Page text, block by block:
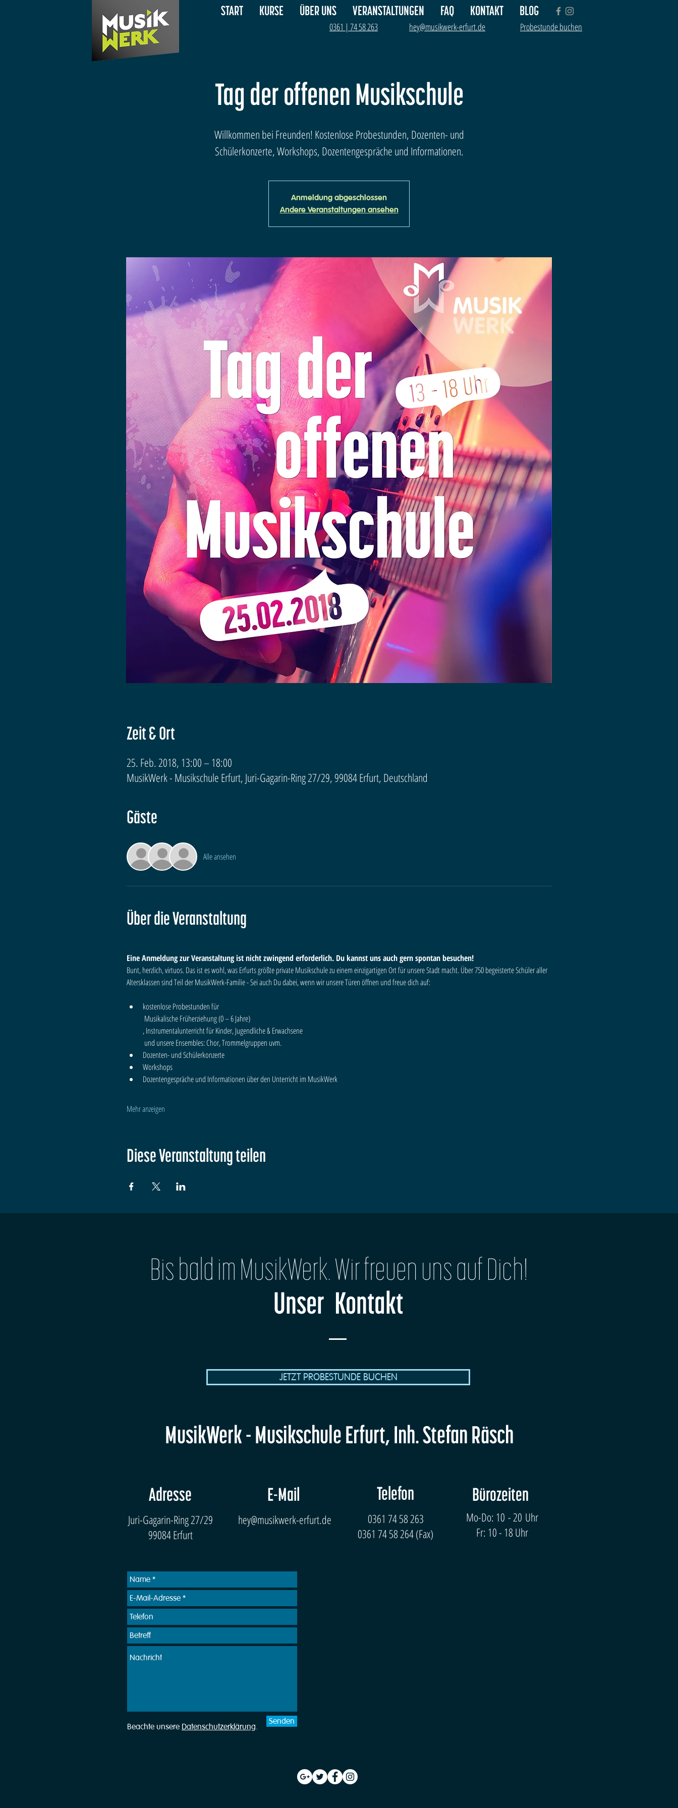
START KURSE ÜBER UNS VERANSTALTUNGEN FAQ KONTAKT BLOG
0361 | 74 58 263 hey@musikwerk-erfurt.de Probestunde buchen
Tag der offenen Musikschule
Willkommen bei Freunden! Kostenlose Probestunden, Dozenten- und
Schülerkonzerte, Workshops, Dozentengespräche und Informationen.
Anmeldung abgeschlossen
Andere Veranstaltungen ansehen
Zeit & Ort
25. Feb. 2018, 13:00 – 18:00
MusikWerk - Musikschule Erfurt, Juri-Gagarin-Ring 27/29, 99084 Erfurt, Deutschland
Gäste
Alle ansehen
Über die Veranstaltung
Eine Anmeldung zur Veranstaltung ist nicht zwingend erforderlich. Du kannst uns auch gern spontan besuchen!
Bunt, herzlich, virtuos. Das ist es wohl, was Erfurts größte private Musikschule zu einem einzigartigen Ort für unsere Stadt macht. Über 750 begeisterte Schüler aller
Altersklassen sind Teil der MusikWerk-Familie - Sei auch Du dabei, wenn wir unsere Türen öffnen und freue dich auf:
kostenlose Probestunden für
, Instrumentalunterricht für Kinder, Jugendliche & Erwachsene
und unsere Ensembles: Chor, Trommelgruppen uvm.
Dozenten- und Schülerkonzerte
Dozentengespräche und Informationen über den Unterricht im MusikWerk
Mehr anzeigen
Diese Veranstaltung teilen
Bis bald im MusikWerk. Wir freuen uns auf Dich!
Unser Kontakt
JETZT PROBESTUNDE BUCHEN
MusikWerk - Musikschule Erfurt, Inh. Stefan Räsch
Adresse
Juri-Gagarin-Ring 27/29
99084 Erfurt
E-Mail
hey@musikwerk-erfurt.de
Telefon
0361 74 58 263
0361 74 58 264 (Fax)
Bürozeiten
Mo-Do: 10 - 20 Uhr
Fr: 10 - 18 Uhr
Beachte unsere Datenschutzerklärung.
Senden